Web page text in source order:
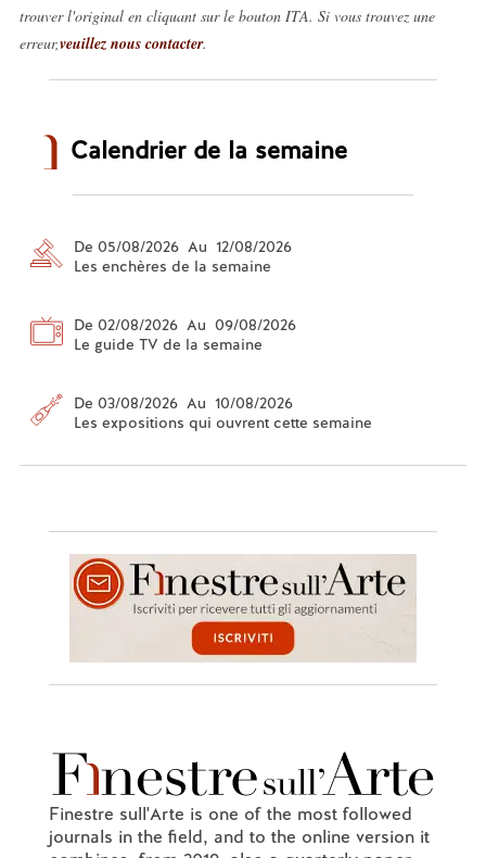
trouver l'original en cliquant sur le bouton ITA. Si vous trouvez une
erreur,veuillez nous contacter.
Calendrier de la semaine
De 05/08/2026 Au 12/08/2026
Les enchères de la semaine
De 02/08/2026 Au 09/08/2026
Le guide TV de la semaine
De 03/08/2026 Au 10/08/2026
Les expositions qui ouvrent cette semaine
Finestre sull'Arte is one of the most followed
journals in the field, and to the online version it